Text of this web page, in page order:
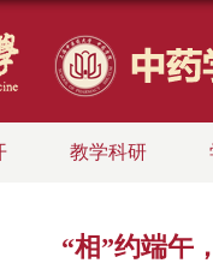
教学科研
“相”约端午